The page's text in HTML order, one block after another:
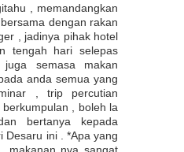
, memandangkan
dengan rakan
, jadinya pihak hotel
tengah hari selepas
semasa makan
anda semua yang
, trip percutian
, boleh la
bertanya kepada
Desaru ini . *Apa yang
makanan nya sangat